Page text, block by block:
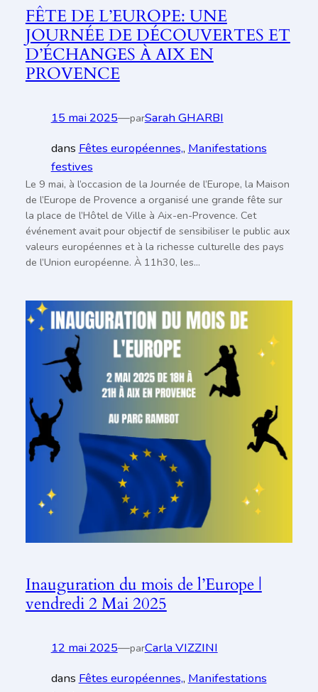
Aller
au
FÊTE DE L’EUROPE: UNE
JOURNÉE DE DÉCOUVERTES ET
D’ÉCHANGES À AIX EN
PROVENCE
15 mai 2025—parSarah GHARBI
dans Fêtes européennes,, Manifestations
festives
Le 9 mai, à l’occasion de la Journée de l’Europe, la Maison
de l’Europe de Provence a organisé une grande fête sur
la place de l’Hôtel de Ville à Aix-en-Provence. Cet
événement avait pour objectif de sensibiliser le public aux
valeurs européennes et à la richesse culturelle des pays
de l’Union européenne. À 11h30, les…
Inauguration du mois de l’Europe |
vendredi 2 Mai 2025
12 mai 2025—parCarla VIZZINI
dans Fêtes européennes,, Manifestations